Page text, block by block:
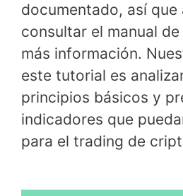
documentado, así que
consultar el manual
más información.
este tutorial es
principios básicos y
indicadores que
para el trading de